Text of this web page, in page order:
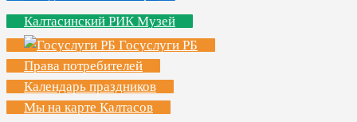
Калтасинский РИК Музей
Госуслуги РБ
Права потребителей
Календарь праздников
Мы на карте Калтасов